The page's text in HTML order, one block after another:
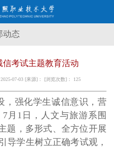
动态
信考试主题教育活动
07-03 [来源]： [浏览次数]： 125
，强化学生诚信意识，营
月1日，人文与旅游系围
题，多形式、全方位开展
导学生树立正确考试观，